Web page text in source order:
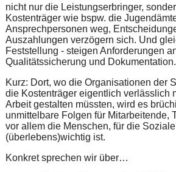
nicht nur die Leistungserbringer,
Kostenträger wie bspw. die
Ansprechpersonen weg,
Auszahlungen verzögern sich. Und
Feststellung - steigen Anforderungen
Qualitätssicherung und Dokumentation.
Kurz: Dort, wo die Organisationen der
die Kostenträger eigentlich verlässlich
Arbeit gestalten müssten, wird es
unmittelbare Folgen für Mitarbeitende,
vor allem die Menschen, für die
(überlebens)wichtig ist.
Konkret sprechen wir über…